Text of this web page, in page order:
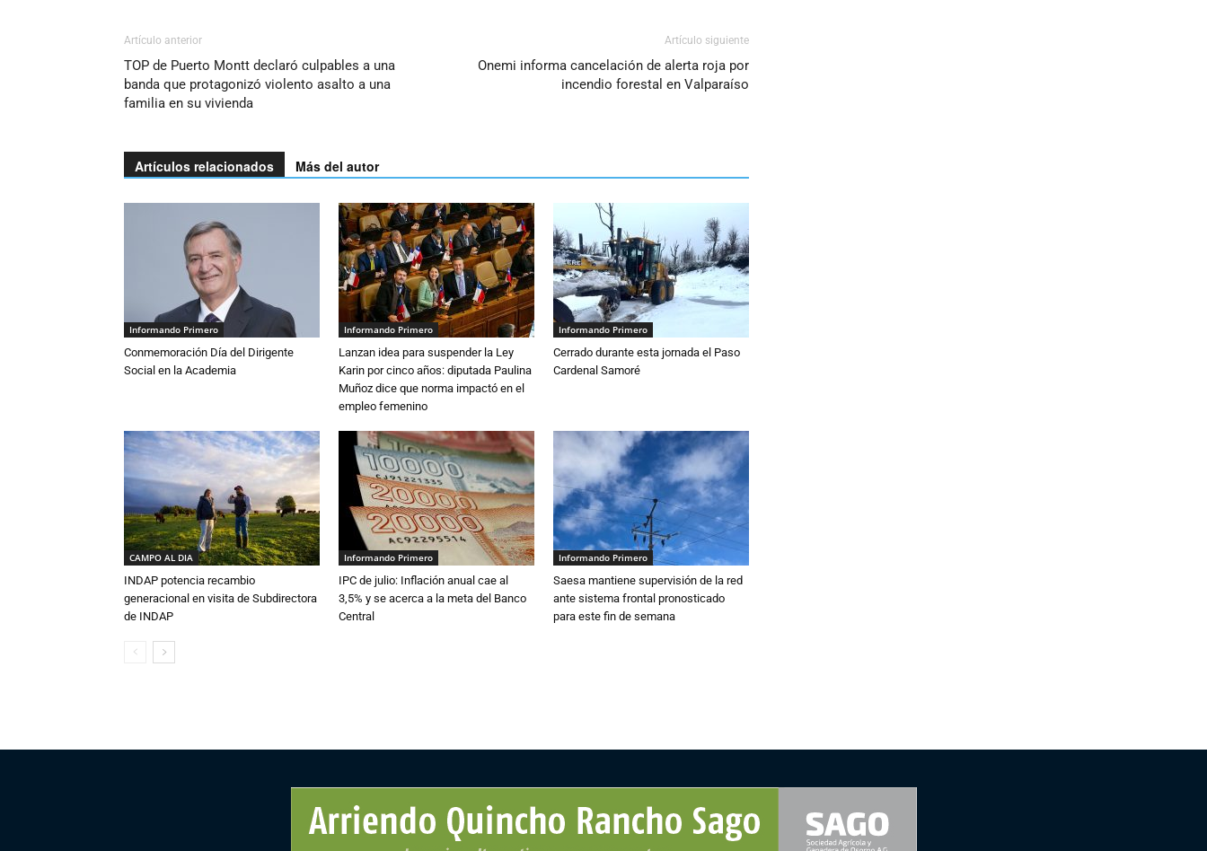
Artículo anterior
TOP de Puerto Montt declaró culpables a una
banda que protagonizó violento asalto a una
familia en su vivienda
Artículo siguiente
Onemi informa cancelación de alerta roja por
incendio forestal en Valparaíso
Artículos relacionados Más del autor
Informando Primero
Conmemoración Día del Dirigente
Social en la Academia
Informando Primero
Lanzan idea para suspender la Ley
Karin por cinco años: diputada Paulina
Muñoz dice que norma impactó en el
empleo femenino
Informando Primero
Cerrado durante esta jornada el Paso
Cardenal Samoré
CAMPO AL DIA
INDAP potencia recambio
generacional en visita de Subdirectora
de INDAP
Informando Primero
IPC de julio: Inflación anual cae al
3,5% y se acerca a la meta del Banco
Central
Informando Primero
Saesa mantiene supervisión de la red
ante sistema frontal pronosticado
para este fin de semana